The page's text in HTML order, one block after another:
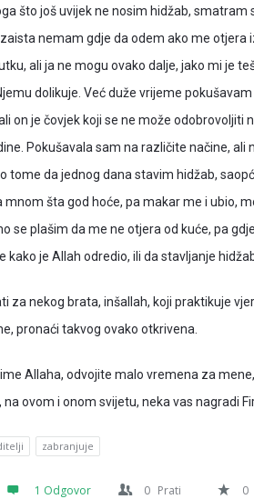
što još uvijek ne nosim hidžab, smatram
nemam gdje da odem ako me otjera
ali ja ne mogu ovako dalje, jako mi je
dolikuje. Već duže vrijeme
on je čovjek koji se ne može odobrovoljiti
Pokušavala sam na različite načine, ali
tome da jednog dana stavim hidžab,
mnom šta god hoće, pa makar me i ubio,
se plašim da me ne otjera od kuće, pa
kako je Allah odredio, ili da stavljanje
za nekog brata, inšallah, koji praktikuje
pronaći takvog ovako otkrivena.
Allaha, odvojite malo vremena za
na ovom i onom svijetu, neka vas nagradi
zabranjuje
1 Odgovor 0 Prati 0